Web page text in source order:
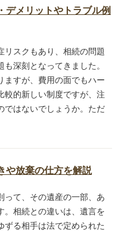
デメリットやトラブル例
リスクもあり、相続の問題
深刻となってきました。
ますが、費用の面でもハー
較的新しい制度ですが、注
ではないでしょうか。ただ
や放棄の仕方を解説
って、その遺産の一部、あ
。相続との違いは、遺言を
ずる相手は法で定められた